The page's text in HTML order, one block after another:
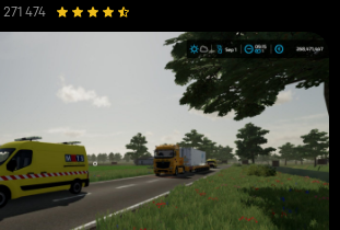
271 474